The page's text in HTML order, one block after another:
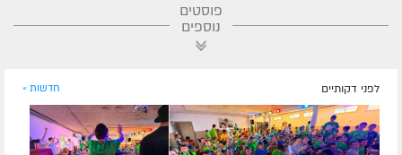
פוסטים
נוספים
לפני דקותיים חדשות »